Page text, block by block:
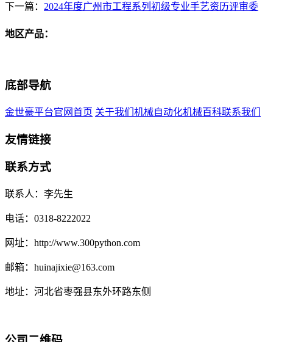
下一篇： 2024年度广州市工程系列初级专业手艺资历评审委
地区产品：
底部导航
金世豪平台官网首页 关于我们 机械自动化机械百科联系我们
友情链接
联系方式
联系人：李先生
电话：0318-8222022
网址：http://www.300python.com
邮箱：huinajixie@163.com
地址：河北省枣强县东外环路东侧